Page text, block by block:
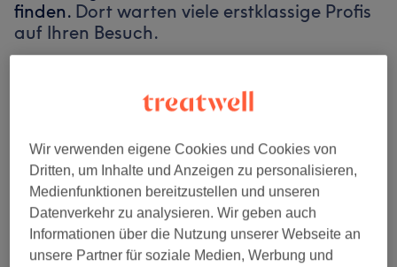
finden. Dort warten viele erstklassige Profis
auf Ihren Besuch.
Finde die besten Salons in deiner Nähe
Auf Treatwell finden
Wir verwenden eigene Cookies und Cookies von
Dritten, um Inhalte und Anzeigen zu personalisieren,
Medienfunktionen bereitzustellen und unseren
Datenverkehr zu analysieren. Wir geben auch
Informationen über die Nutzung unserer Webseite an
unsere Partner für soziale Medien, Werbung und